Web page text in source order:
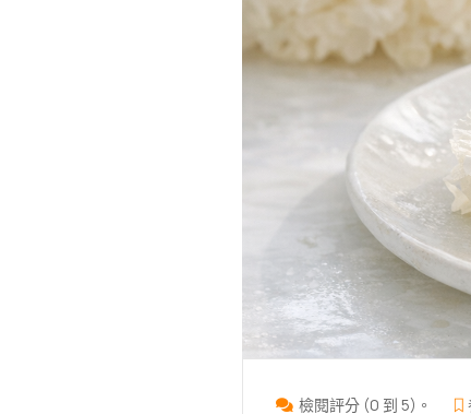
檢閱評分 (0 到 5)。